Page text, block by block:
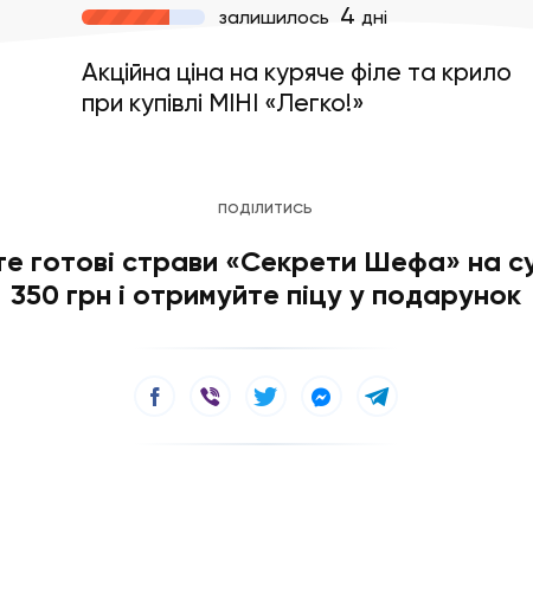
залишилось 4 дні
Акційна ціна на куряче філе та крило
при купівлі МІНІ «Легко!»
ПОДІЛИТИСЬ
готові страви «Секрети Шефа» на
350 грн і отримуйте піцу у подарунок